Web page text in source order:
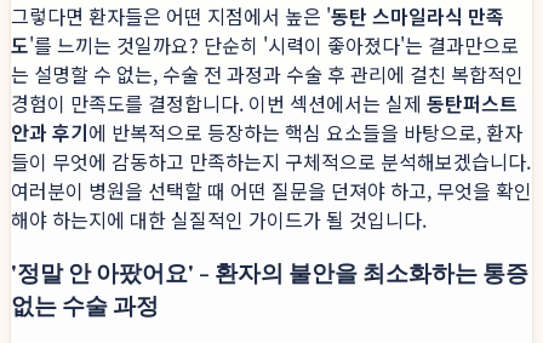
그렇다면 환자들은 어떤 지점에서 높은 '동탄 스마일라식 만족
도'를 느끼는 것일까요? 단순히 '시력이 좋아졌다'는 결과만으로
는 설명할 수 없는, 수술 전 과정과 수술 후 관리에 걸친 복합적인
경험이 만족도를 결정합니다. 이번 섹션에서는 실제 동탄퍼스트
안과 후기에 반복적으로 등장하는 핵심 요소들을 바탕으로, 환자
들이 무엇에 감동하고 만족하는지 구체적으로 분석해보겠습니다.
여러분이 병원을 선택할 때 어떤 질문을 던져야 하고, 무엇을 확인
해야 하는지에 대한 실질적인 가이드가 될 것입니다.
'정말 안 아팠어요' - 환자의 불안을 최소화하는 통증
없는 수술 과정